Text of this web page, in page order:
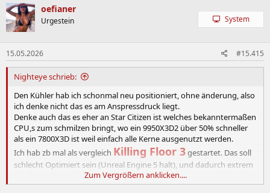
k
t
i
o
n
e
n
:
oefianer
Urgestein System
15.05.2026 #15.415
Nighteye schrieb:
Den Kühler hab ich schonmal neu positioniert, ohne änderung, also
ich denke nicht das es am Anspressdruck liegt.
Denke auch das es eher an Star Citizen ist welches bekanntermaßen
CPU,s zum schmilzen bringt, wo ein 9950X3D2 über 50% schneller
als ein 7800X3D ist weil einfach alle Kerne ausgenutzt werden.
Ich hab zb mal als vergleich Killing Floor 3gestartet. Das soll
schlecht Optimiert sein (Unreal Engine 5 halt), und dadurch extrem
Hardware Hungrig laut der Community.
Und da waren sowohl meine CPU Temps als auch meine CPU und
Zum Vergrößern anklicken....